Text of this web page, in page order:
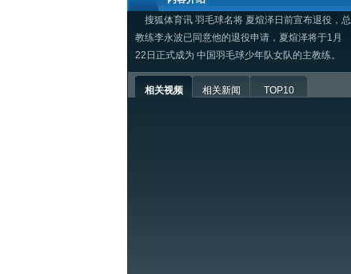
搜狐体育讯 羽毛球名将 夏煊泽日前宣布退役，总
教练李永波已同意他的退役申请，夏煊泽将于1月
22日正式成为 中国羽毛球少年队女队的主教练。
相关视频 相关新闻 TOP10